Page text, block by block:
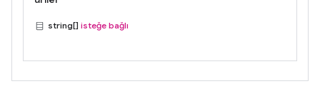
string[] isteğe bağlı